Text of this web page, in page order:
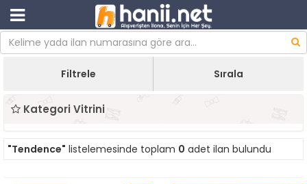
Filtrele Sırala
Kategori Vitrini
"Tendence" listelemesinde toplam 0 adet ilan bulundu